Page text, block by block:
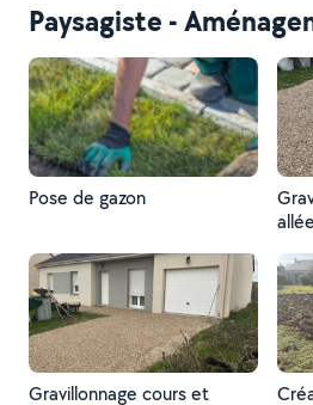
Paysagiste -
Pose de gazon
Gravillonnage cours et